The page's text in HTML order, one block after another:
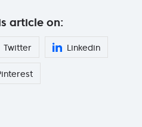
article on:
Twitter Linkedin